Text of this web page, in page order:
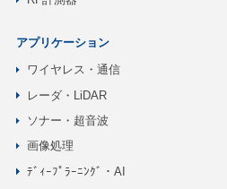
アプリケーション
ワイヤレス・通信
レーダ・LiDAR
ソナー・超音波
画像処理
ﾃﾞｨｰﾌﾟﾗｰﾆﾝｸﾞ・AI